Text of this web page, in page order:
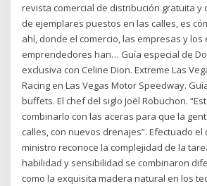
revista comercial de distribución gratuita y
de ejemplares puestos en las calles, es
ahí, donde el comercio, las empresas y los
emprendedores han… Guía especial de
exclusiva con Celine Dion. Extreme Las
Racing en Las Vegas Motor Speedway.
buffets. El chef del siglo Joël Robuchon.
combinarlo con las aceras para que la
calles, con nuevos drenajes”. Efectuado el
ministro reconoce la complejidad de la
habilidad y sensibilidad se combinaron
como la exquisita madera natural en los